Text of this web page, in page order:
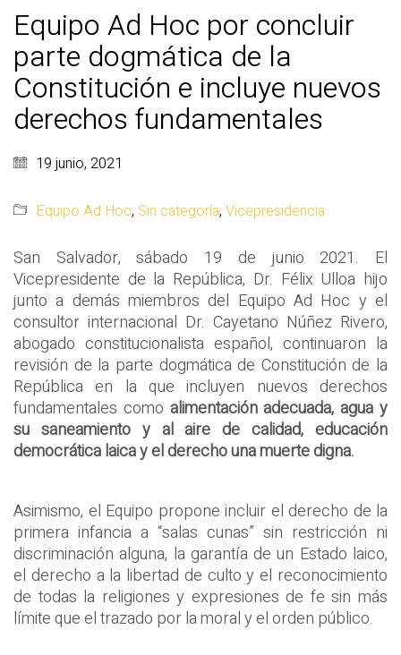
Equipo Ad Hoc por concluir
parte dogmática de la
Constitución e incluye nuevos
derechos fundamentales
19 junio, 2021
Equipo Ad Hoc, Sin categoría, Vicepresidencia
San Salvador, sábado 19 de junio 2021. El
Vicepresidente de la República, Dr. Félix Ulloa hijo
junto a demás miembros del Equipo Ad Hoc y el
consultor internacional Dr. Cayetano Núñez Rivero,
abogado constitucionalista español, continuaron la
revisión de la parte dogmática de Constitución de la
República en la que incluyen nuevos derechos
fundamentales como alimentación adecuada, agua y
su saneamiento y al aire de calidad, educación
democrática laica y el derecho una muerte digna.
Asimismo, el Equipo propone incluir el derecho de la
primera infancia a “salas cunas” sin restricción ni
discriminación alguna, la garantía de un Estado laico,
el derecho a la libertad de culto y el reconocimiento
de todas la religiones y expresiones de fe sin más
límite que el trazado por la moral y el orden público.